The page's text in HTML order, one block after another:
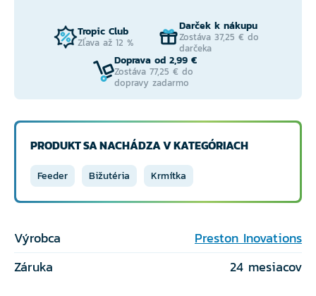
Tropic Club
Zľava až 12 %
Darček k nákupu
Zostáva 37,25 € do
darčeka
Doprava od 2,99 €
Zostáva 77,25 € do
dopravy zadarmo
PRODUKT SA NACHÁDZA V KATEGÓRIACH
Feeder Bižutéria Krmítka
Výrobca
Preston Inovations
Záruka
24 mesiacov